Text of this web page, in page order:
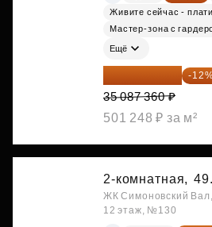
Живите сейчас -
Мастер-зона с
Ещё
30 876 877 ₽ -
35 087 360 ₽
501 248 ₽ за м²
2-комнатная,
ЖК Симоновский Вал,
12 этаж, №130